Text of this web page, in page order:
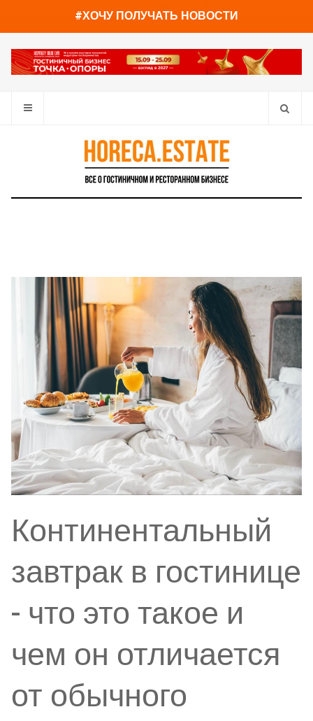
#ХОЧУ ПОЛУЧАТЬ НОВОСТИ
Континентальный
завтрак в гостинице
- что это такое и
чем он отличается
от обычного